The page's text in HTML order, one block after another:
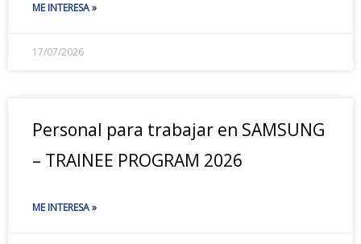
ME INTERESA »
17/07/2026
Personal para trabajar en SAMSUNG
– TRAINEE PROGRAM 2026
ME INTERESA »